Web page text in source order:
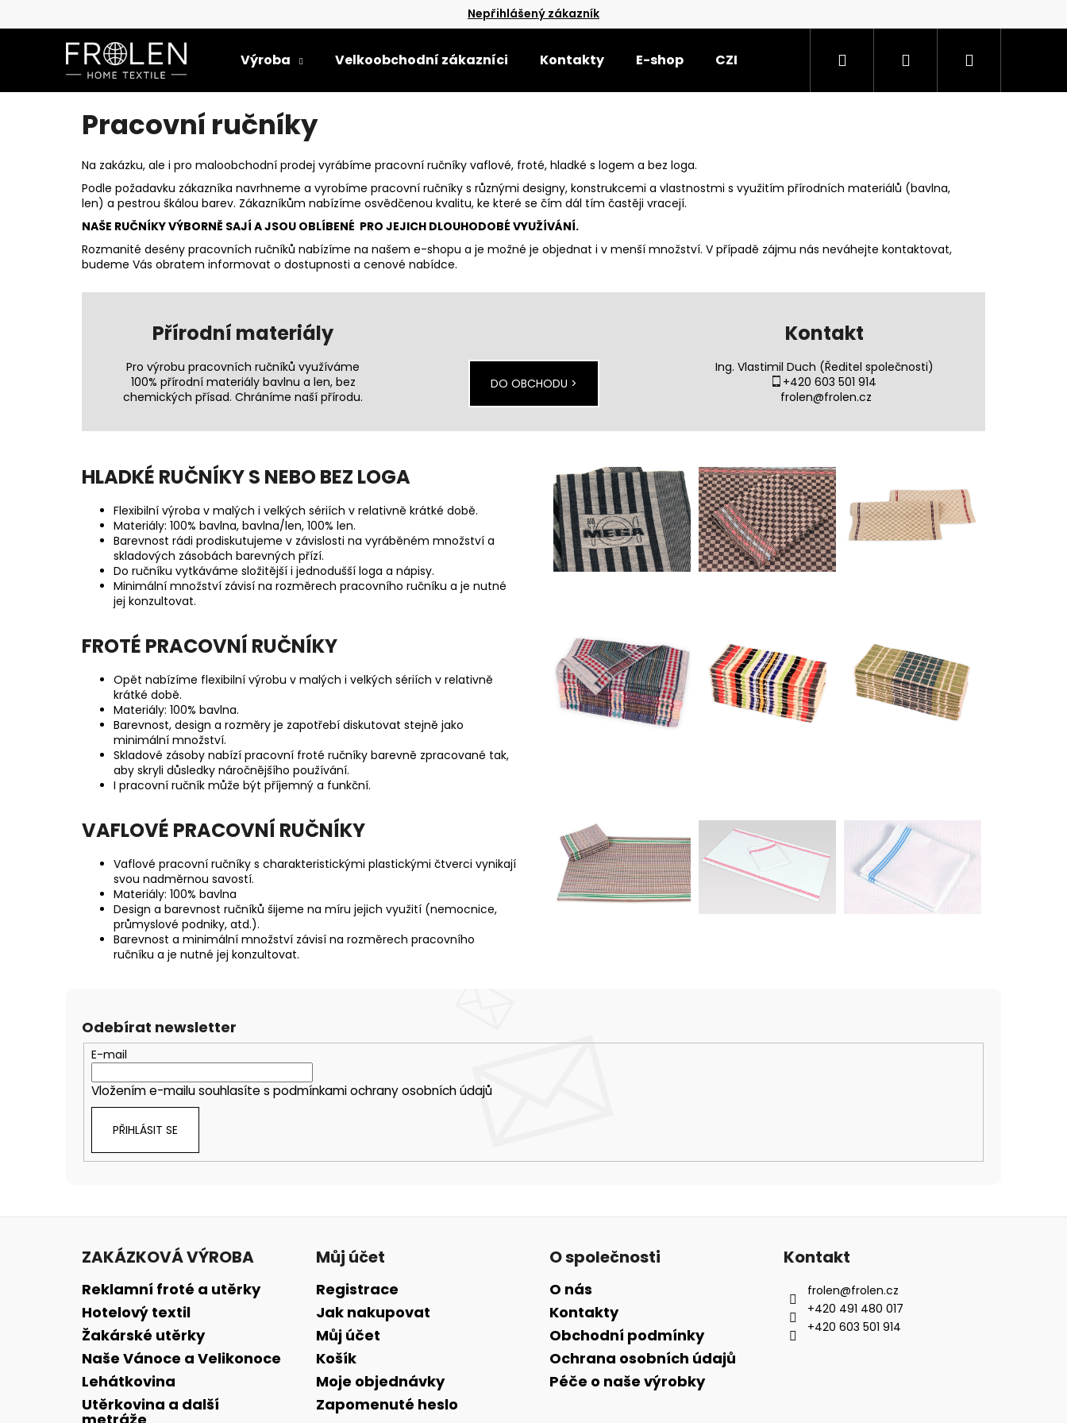
Nepřihlášený zákazník
Výroba Velkoobchodní zákazníci Kontakty E-shop CZE Hledat PřihlášeníNákupní
Pracovní ručníky
Na zakázku, ale i pro maloobchodní prodej vyrábíme pracovní ručníky vaflové, froté, hladké s logem a bez loga.
Podle požadavku zákazníka navrhneme a vyrobíme pracovní ručníky s různými designy, konstrukcemi a vlastnostmi s využitím přírodních materiálů (bavlna,
len) a pestrou škálou barev. Zákazníkům nabízíme osvědčenou kvalitu, ke které se čím dál tím častěji vracejí.
NAŠE RUČNÍKY VÝBORNĚ SAJÍ A JSOU OBLÍBENÉ PRO JEJICH DLOUHODOBÉ VYUŽÍVÁNÍ.
Rozmanité desény pracovních ručníků nabízíme na našem e-shopu a je možné je objednat i v menší množství. V případě zájmu nás neváhejte kontaktovat,
budeme Vás obratem informovat o dostupnosti a cenové nabídce.
Přírodní materiály
Pro výrobu pracovních ručníků využíváme
100% přírodní materiály bavlnu a len, bez
chemických přísad. Chráníme naší přírodu.
DO OBCHODU >
Kontakt
Ing. Vlastimil Duch (Ředitel společnosti)
+420 603 501 914
frolen@frolen.cz
HLADKÉ RUČNÍKY S NEBO BEZ LOGA
Flexibilní výroba v malých i velkých sériích v relativně krátké době.
Materiály: 100% bavlna, bavlna/len, 100% len.
Barevnost rádi prodiskutujeme v závislosti na vyráběném množství a
skladových zásobách barevných přízí.
Do ručníku vytkáváme složitější i jednodušší loga a nápisy.
Minimální množství závisí na rozměrech pracovního ručníku a je nutné
jej konzultovat.
FROTÉ PRACOVNÍ RUČNÍKY
Opět nabízíme flexibilní výrobu v malých i velkých sériích v relativně
krátké době.
Materiály: 100% bavlna.
Barevnost, design a rozměry je zapotřebí diskutovat stejně jako
minimální množství.
Skladové zásoby nabízí pracovní froté ručníky barevně zpracované tak,
aby skryli důsledky náročnějšího používání.
I pracovní ručník může být příjemný a funkční.
VAFLOVÉ PRACOVNÍ RUČNÍKY
Vaflové pracovní ručníky s charakteristickými plastickými čtverci vynikají
svou nadměrnou savostí.
Materiály: 100% bavlna
Design a barevnost ručníků šijeme na míru jejich využití (nemocnice,
průmyslové podniky, atd.).
Barevnost a minimální množství závisí na rozměrech pracovního
ručníku a je nutné jej konzultovat.
o
k
Zpět
Zpět
Co potřebujete najít?
Doporučujeme
UTĚRKA PRUHY ÚZKÉ 50X70 BAVLNA/LEN
59,30 Kč
64,40 Kč
Odebírat newsletter
E-mail
Vložením e-mailu souhlasíte s podmínkami ochrany osobních údajů
PŘIHLÁSIT SE
ZAKÁZKOVÁ VÝROBA
Reklamní froté a utěrky
Hotelový textil
Žakárské utěrky
Naše Vánoce a Velikonoce
Lehátkovina
Utěrkovina a další
Můj účet
Registrace
Jak nakupovat
Můj účet
Košík
Moje objednávky
Zapomenuté heslo
O společnosti
O nás
Kontakty
Obchodní podmínky
Ochrana osobních údajů
Péče o naše výrobky
Kontakt
frolen@frolen.cz
+420 491 480 017
+420 603 501 914